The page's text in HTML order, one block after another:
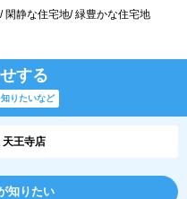
閑静な住宅地/ 緑豊かな住宅地
する
りたいなど
天王寺店
知りたい